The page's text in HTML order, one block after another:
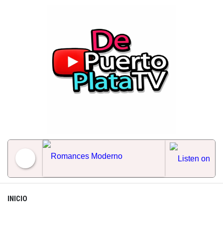
INICIO